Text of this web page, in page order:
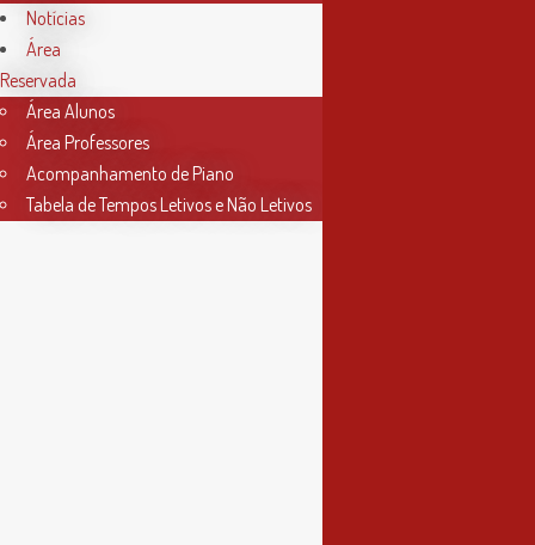
Horário Secretaria
2ª, 3ª, 5ª e 6ª feira
das 9h às 17h30
4ª feira
das 9h às 13h
Notícias
Área
Reservada
Área Alunos
Área Professores
Acompanhamento de Piano
Tabela de Tempos Letivos e Não Letivos